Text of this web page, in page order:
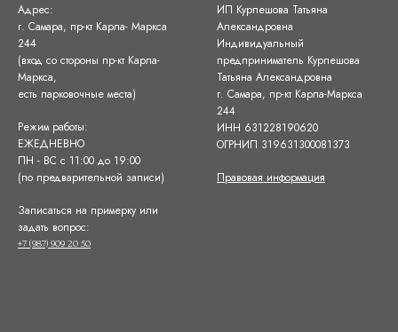
Адрес:
г. Самара, пр-кт Карла- Маркса
244
(вход со стороны пр-кт Карла-
Маркса,
есть парковочные места)
Режим работы:
ЕЖЕДНЕВНО
ПН - ВС с 11:00 до 19:00
(по предварительной записи)
Записаться на примерку или
задать вопрос:
+7 (987) 909 20 50
ИП Курпешова Татьяна
Александровна
Индивидуальный
предприниматель Курпешова
Татьяна Александровна
г. Самара, пр-кт Карла-Маркса
244
ИНН 631228190620
ОГРНИП 319631300081373
Правовая информация